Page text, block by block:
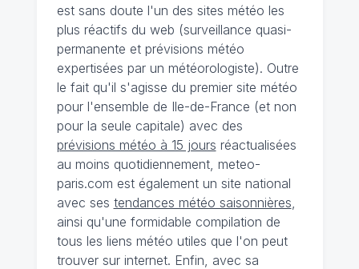
est sans doute l'un des sites météo les
plus réactifs du web (surveillance quasi-
permanente et prévisions météo
expertisées par un météorologiste). Outre
le fait qu'il s'agisse du premier site météo
pour l'ensemble de Ile-de-France (et non
pour la seule capitale) avec des
prévisions météo à 15 jours réactualisées
au moins quotidiennement, meteo-
paris.com est également un site national
avec ses tendances météo saisonnières
ainsi qu'une formidable compilation de
tous les liens météo utiles que l'on peut
trouver sur internet. Enfin, avec sa